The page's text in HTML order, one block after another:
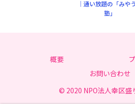
｜通い放題の「みや
塾」
概要
お問い合わせ
© 2020 NPO法人幸区盛